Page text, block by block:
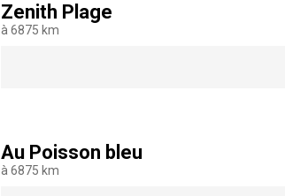
Zenith Plage
à 6875 km
Au Poisson bleu
à 6875 km